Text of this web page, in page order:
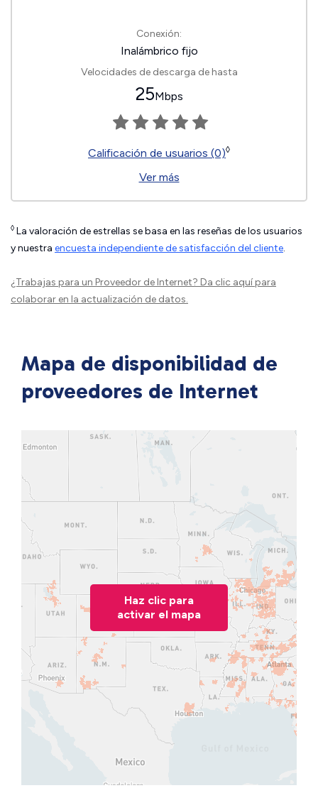
Conexión:
Inalámbrico fijo
Velocidades de descarga de hasta
25Mbps
Calificación de usuarios (0)◊
Ver más
◊ La valoración de estrellas se basa en las reseñas de los usuarios
y nuestra encuesta independiente de satisfacción del cliente.
¿Trabajas para un Proveedor de Internet? Da clic aquípara
colaborar en la actualización de datos.
Mapa de disponibilidad de
proveedores de Internet
Haz clic para
activar el mapa